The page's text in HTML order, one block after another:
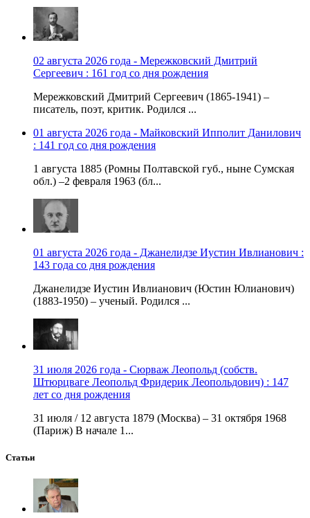
02 августа 2026 года - Мережковский Дмитрий
Сергеевич : 161 год со дня рождения
Мережковский Дмитрий Сергеевич (1865-1941) –
писатель, поэт, критик. Родился ...
01 августа 2026 года - Майковский Ипполит Данилович
: 141 год со дня рождения
1 августа 1885 (Ромны Полтавской губ., ныне Сумская
обл.) –2 февраля 1963 (бл...
01 августа 2026 года - Джанелидзе Иустин Ивлианович :
143 года со дня рождения
Джанелидзе Иустин Ивлианович (Юстин Юлианович)
(1883-1950) – ученый. Родился ...
31 июля 2026 года - Сюрваж Леопольд (собств.
Штюрцваге Леопольд Фридерик Леопольдович) : 147
лет со дня рождения
31 июля / 12 августа 1879 (Москва) – 31 октября 1968
(Париж) В начале 1...
Статьи